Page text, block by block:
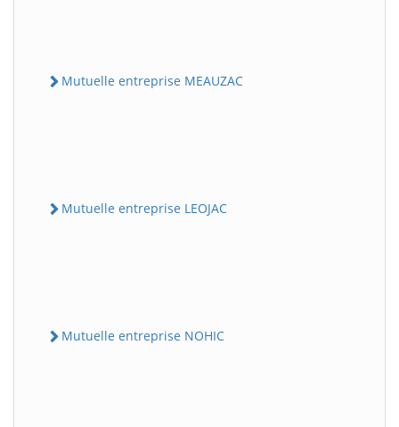
Mutuelle entreprise MEAUZAC
Mutuelle entreprise LEOJAC
Mutuelle entreprise NOHIC